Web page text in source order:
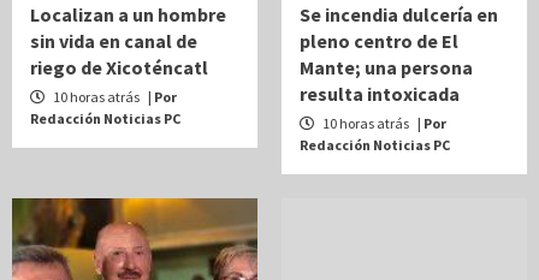
Localizan a un hombre
sin vida en canal de
riego de Xicoténcatl
10 horas atrás | Por
Redacción Noticias PC
Se incendia dulcería en
pleno centro de El
Mante; una persona
resulta intoxicada
10 horas atrás | Por
Redacción Noticias PC